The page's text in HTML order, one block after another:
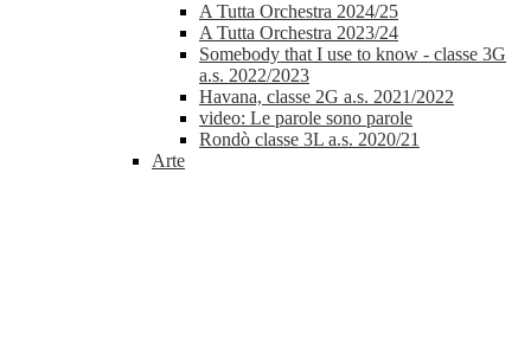
A Tutta Orchestra 2024/25
A Tutta Orchestra 2023/24
Somebody that I use to know - classe 3G
a.s. 2022/2023
Havana, classe 2G a.s. 2021/2022
video: Le parole sono parole
Rondò classe 3L a.s. 2020/21
Arte